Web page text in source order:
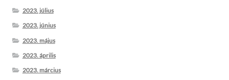
2023. július
2023. június
2023. május
2023. április
2023. március